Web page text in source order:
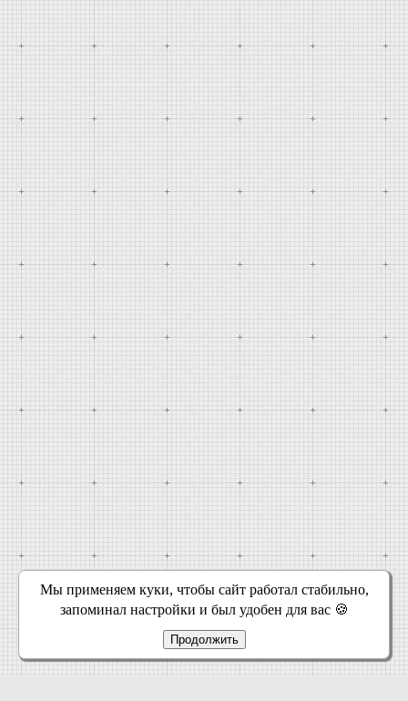
Мы применяем куки, чтобы сайт работал стабильно,
запоминал настройки и был удобен для вас 🍪
Продолжить